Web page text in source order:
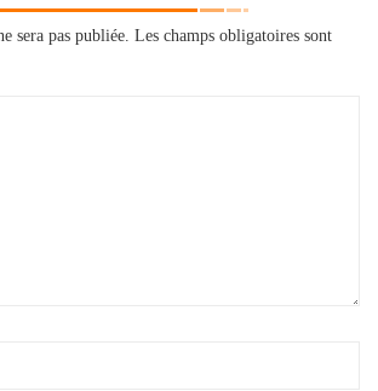
sera pas publiée. Les champs obligatoires sont